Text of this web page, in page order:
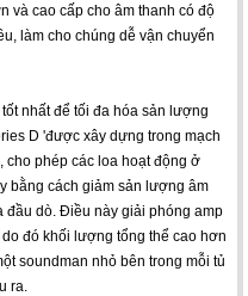
và cao cấp cho âm thanh có độ
làm cho chúng dễ vận chuyển
nhất để tối đa hóa sản lượng
D 'được xây dựng trong mạch
phép các loa hoạt động ở
bằng cách giảm sản lượng âm
đầu dò. Điều này giải phóng amp
đó khối lượng tổng thể cao hơn
soundman nhỏ bên trong mỗi tủ
ra.